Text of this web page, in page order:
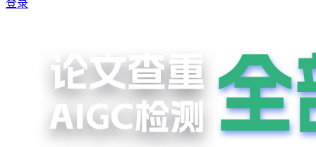
登录